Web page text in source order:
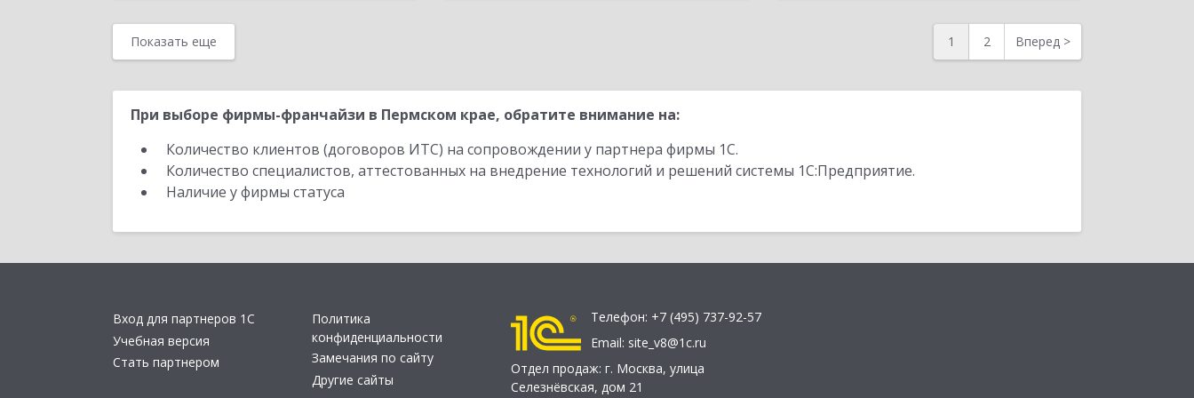
Показать еще 1 2 Вперед >
При выборе фирмы-франчайзи в Пермском крае, обратите внимание на:
Количество клиентов (договоров ИТС) на сопровождении у партнера фирмы 1С.
Количество специалистов, аттестованных на внедрение технологий и решений системы 1С:Предприятие.
Наличие у фирмы статуса
Вход для партнеров 1С
Учебная версия
Стать партнером
Политика
конфиденциальности
Замечания по сайту
Другие сайты
Телефон: +7 (495) 737-92-57
Email: site_v8@1c.ru
Отдел продаж: г. Москва, улица
Селезнёвская, дом 21